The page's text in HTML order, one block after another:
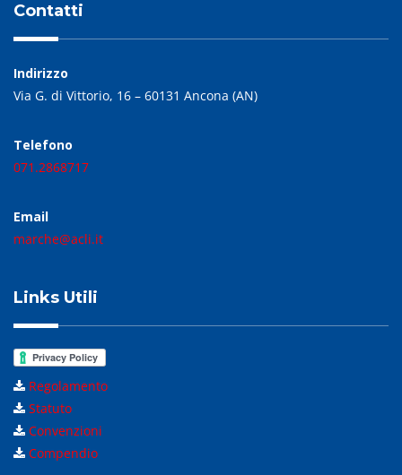
Contatti
Indirizzo
Via G. di Vittorio, 16 – 60131 Ancona (AN)
Telefono
071.2868717
Email
marche@acli.it
Links Utili
Regolamento
Statuto
Convenzioni
Compendio